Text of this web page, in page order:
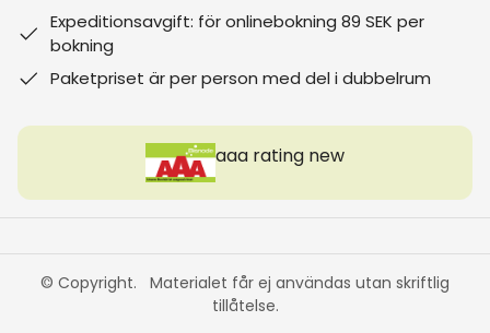
Expeditionsavgift: för onlinebokning 89 SEK per
bokning
Paketpriset är per person med del i dubbelrum
aaa rating new
© Copyright. Materialet får ej användas utan skriftlig
tillåtelse.